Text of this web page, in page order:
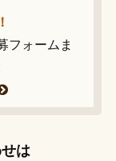
フォームま
は